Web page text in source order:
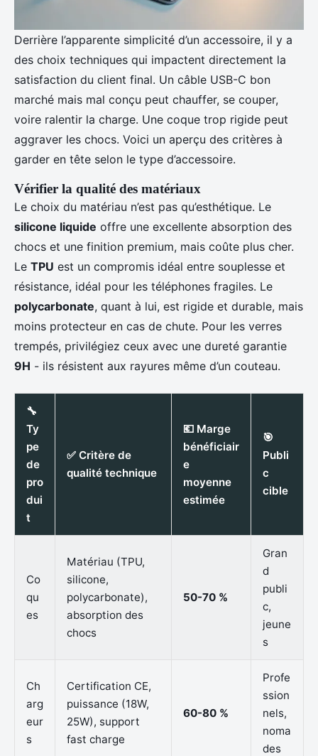
Derrière l’apparente simplicité d’un accessoire, il y a
des choix techniques qui impactent directement la
satisfaction du client final. Un câble USB-C bon
marché mais mal conçu peut chauffer, se couper,
voire ralentir la charge. Une coque trop rigide peut
aggraver les chocs. Voici un aperçu des critères à
garder en tête selon le type d’accessoire.
Vérifier la qualité des matériaux
Le choix du matériau n’est pas qu’esthétique. Le
silicone liquide offre une excellente absorption des
chocs et une finition premium, mais coûte plus cher.
Le TPU est un compromis idéal entre souplesse et
résistance, idéal pour les téléphones fragiles. Le
polycarbonate, quant à lui, est rigide et durable, mais
moins protecteur en cas de chute. Pour les verres
trempés, privilégiez ceux avec une dureté garantie
9H - ils résistent aux rayures même d’un couteau.
🔧
Ty
pe
de
pro
dui
t
✅ Critère de
qualité technique
💶 Marge
bénéficiair
e
moyenne
estimée
🎯
Publi
c
cible
Co
qu
es
Matériau (TPU,
silicone,
polycarbonate),
absorption des
chocs
50-70 %
Gran
d
publi
c,
jeune
s
Ch
arg
eur
s
Certification CE,
puissance (18W,
25W), support
fast charge
60-80 %
Profe
ssion
nels,
noma
des